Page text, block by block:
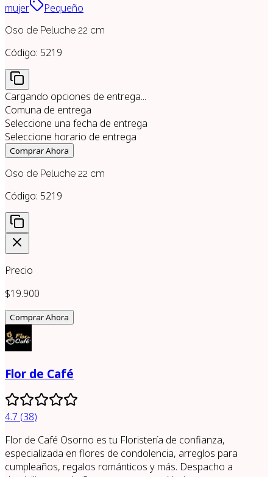
mujer
Pequeño
Oso de Peluche 22 cm
Código: 5219
Cargando opciones de entrega...
Comuna de entrega
Seleccione una fecha de entrega
Seleccione horario de entrega
Comprar Ahora
Oso de Peluche 22 cm
Código: 5219
Precio
$19.900
Comprar Ahora
Flor de Café
4.7 (38)
Flor de Café Osorno es tu Floristería de confianza,
especializada en flores de condolencia, arreglos para
cumpleaños, regalos románticos y más. Despacho a